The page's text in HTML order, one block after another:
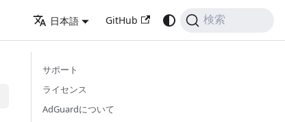
日本語 GitHub 検索
サポート
ライセンス
AdGuardについて